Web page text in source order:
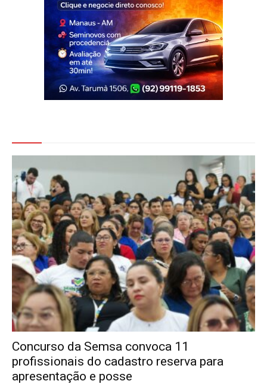
Concurso da Semsa convoca 11
profissionais do cadastro reserva para
apresentação e posse